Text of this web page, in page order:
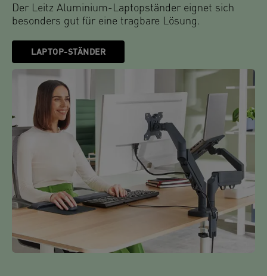
Der Leitz Aluminium-Laptopständer eignet sich
besonders gut für eine tragbare Lösung.
LAPTOP-STÄNDER